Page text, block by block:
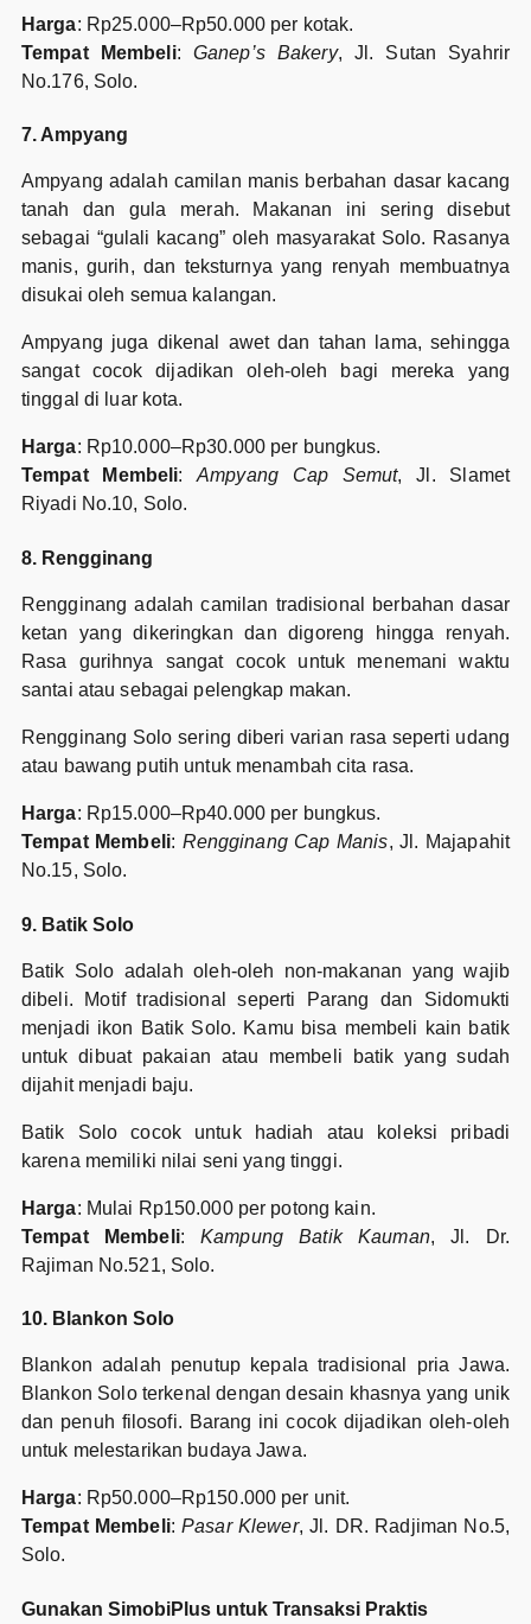
Harga: Rp25.000–Rp50.000 per kotak.
Tempat Membeli: Ganep’s Bakery, Jl. Sutan Syahrir
No.176, Solo.
7. Ampyang
Ampyang adalah camilan manis berbahan dasar kacang
tanah dan gula merah. Makanan ini sering disebut
sebagai “gulali kacang” oleh masyarakat Solo. Rasanya
manis, gurih, dan teksturnya yang renyah membuatnya
disukai oleh semua kalangan.
Ampyang juga dikenal awet dan tahan lama, sehingga
sangat cocok dijadikan oleh-oleh bagi mereka yang
tinggal di luar kota.
Harga: Rp10.000–Rp30.000 per bungkus.
Tempat Membeli:Ampyang Cap Semut, Jl. Slamet
Riyadi No.10, Solo.
8. Rengginang
Rengginang adalah camilan tradisional berbahan dasar
ketan yang dikeringkan dan digoreng hingga renyah.
Rasa gurihnya sangat cocok untuk menemani waktu
santai atau sebagai pelengkap makan.
Rengginang Solo sering diberi varian rasa seperti udang
atau bawang putih untuk menambah cita rasa.
Harga: Rp15.000–Rp40.000 per bungkus.
Tempat Membeli: Rengginang Cap Manis, Jl. Majapahit
No.15, Solo.
9. Batik Solo
Batik Solo adalah oleh-oleh non-makanan yang wajib
dibeli. Motif tradisional seperti Parang dan Sidomukti
menjadi ikon Batik Solo. Kamu bisa membeli kain batik
untuk dibuat pakaian atau membeli batik yang sudah
dijahit menjadi baju.
Batik Solo cocok untuk hadiah atau koleksi pribadi
karena memiliki nilai seni yang tinggi.
Harga: Mulai Rp150.000 per potong kain.
Tempat Membeli:Kampung Batik Kauman, Jl. Dr.
Rajiman No.521, Solo.
10. Blankon Solo
Blankon adalah penutup kepala tradisional pria Jawa.
Blankon Solo terkenal dengan desain khasnya yang unik
dan penuh filosofi. Barang ini cocok dijadikan oleh-oleh
untuk melestarikan budaya Jawa.
Harga: Rp50.000–Rp150.000 per unit.
Tempat Membeli:Pasar Klewer, Jl. DR. Radjiman No.5,
Solo.
Gunakan SimobiPlus untuk Transaksi Praktis